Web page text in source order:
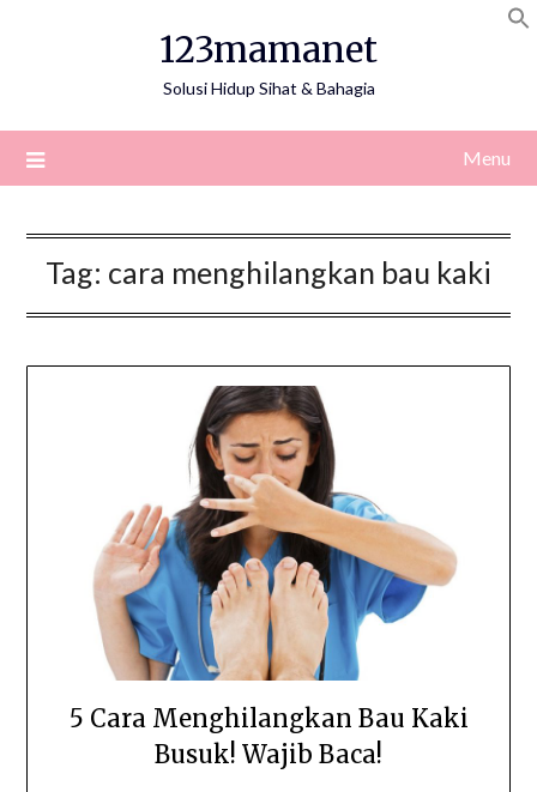
123mamanet
Solusi Hidup Sihat & Bahagia
Menu
Tag: cara menghilangkan bau kaki
5 Cara Menghilangkan Bau Kaki
Busuk! Wajib Baca!